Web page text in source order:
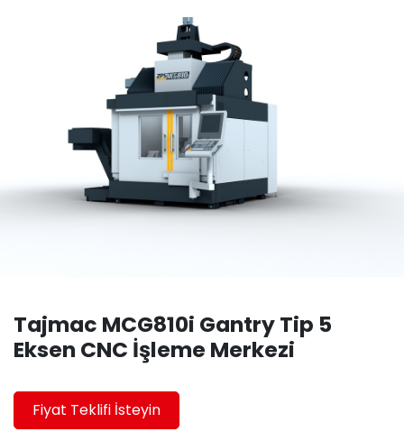
Tajmac MCG810i Gantry Tip 5
Eksen CNC İşleme Merkezi
Fiyat Teklifi İsteyin